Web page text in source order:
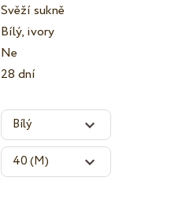
Svěží sukně
Bílý, ivory
Ne
28 dní